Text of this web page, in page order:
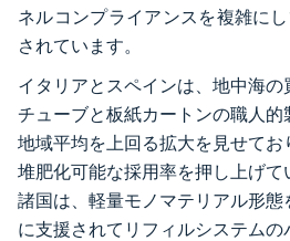
ネルコンプライアンスを複雑に
されています。
イタリアとスペインは、地中海
チューブと板紙カートンの職人
地域平均を上回る拡大を見せて
堆肥化可能な採用率を押し上げ
諸国は、軽量モノマテリアル形
に支援されてリフィルシステム